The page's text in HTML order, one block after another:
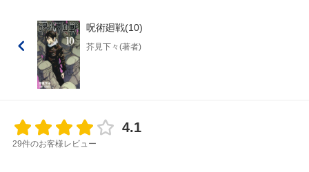
呪術廻戦(10)
芥見下々(著者)
4.1
29件のお客様レビュー